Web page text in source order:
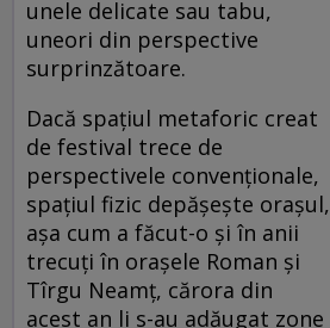
unele delicate sau tabu,
uneori din perspective
surprinzătoare.
Dacă spațiul metaforic creat
de festival trece de
perspectivele convenționale,
spațiul fizic depășește orașul,
așa cum a făcut-o și în anii
trecuți în orașele Roman și
Tîrgu Neamț, cărora din
acest an li s-au adăugat zone